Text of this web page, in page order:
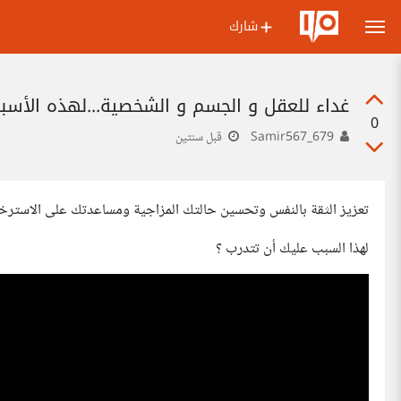
شارك
0
غداء للعقل و الجسم و الشخصية...لهذه
قبل سنتين
تعزيز الثقة بالنفس وتحسين حالتك المزاجية ومساعدتك على
لهذا السبب عليك أن تتدرب ؟